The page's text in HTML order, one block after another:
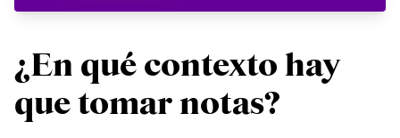
¿En qué contexto hay
que tomar notas?